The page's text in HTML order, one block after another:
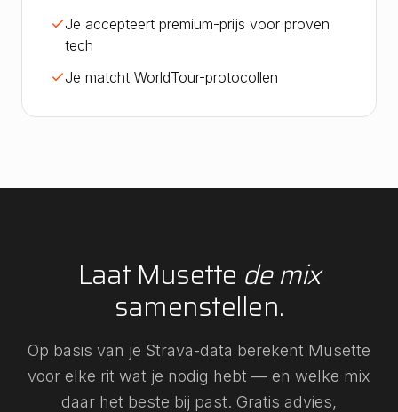
Je accepteert premium-prijs voor proven
tech
Je matcht WorldTour-protocollen
Laat Musette de mix
samenstellen.
Op basis van je Strava-data berekent Musette
voor elke rit wat je nodig hebt — en welke mix
daar het beste bij past. Gratis advies,